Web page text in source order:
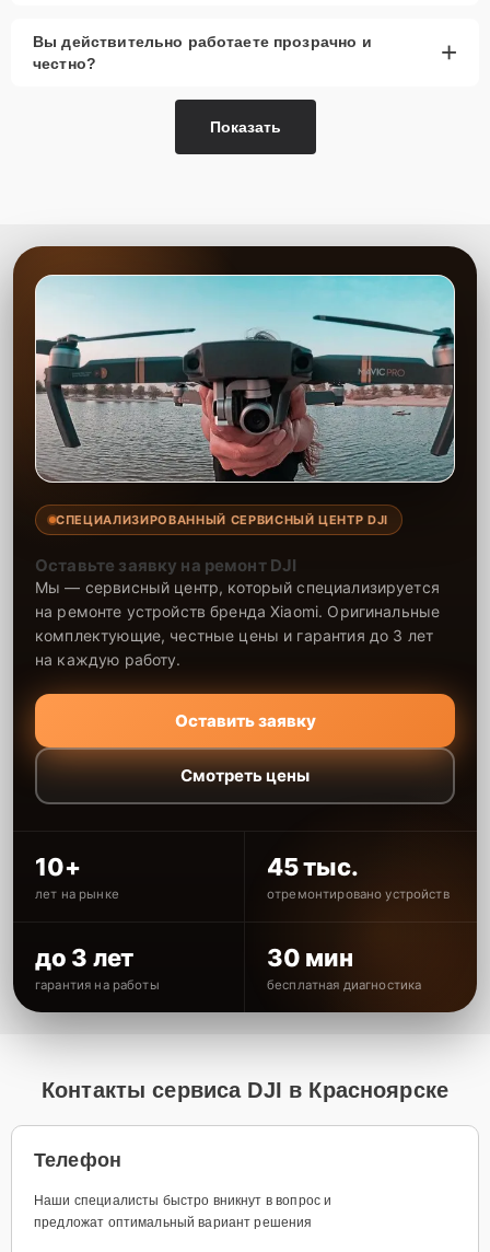
Вы действительно работаете прозрачно и
честно?
+
Показать
СПЕЦИАЛИЗИРОВАННЫЙ СЕРВИСНЫЙ ЦЕНТР DJI
Оставьте заявку на ремонт DJI
Мы — сервисный центр, который специализируется
на ремонте устройств бренда Xiaomi. Оригинальные
комплектующие, честные цены и гарантия до 3 лет
на каждую работу.
Оставить заявку
Смотреть цены
10+
лет на рынке
45 тыс.
отремонтировано устройств
до 3 лет
гарантия на работы
30 мин
бесплатная диагностика
Контакты сервиса DJI в Красноярске
Телефон
Наши специалисты быстро вникнут в вопрос и
предложат оптимальный вариант решения